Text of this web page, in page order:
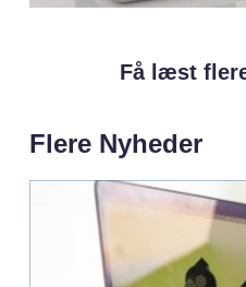
Få læst
Flere Nyheder